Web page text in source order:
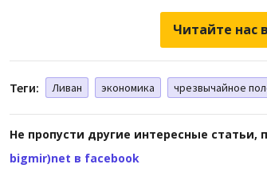
Читайте нас
Теги: Ливан экономика чрезвычайное
Не пропусти другие интересные статьи,
bigmir)net в facebook